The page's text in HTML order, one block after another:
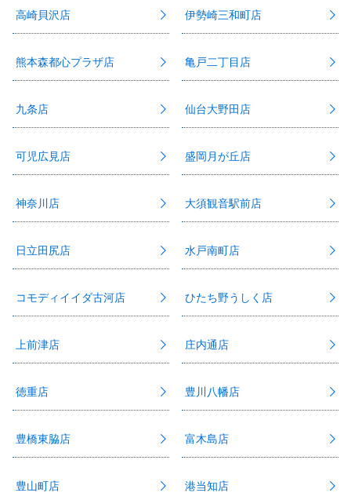
高崎貝沢店 伊勢崎三和町店
熊本森都心プラザ店 亀戸二丁目店
九条店 仙台大野田店
可児広見店 盛岡月が丘店
神奈川店 大須観音駅前店
日立田尻店 水戸南町店
コモディイイダ古河店 ひたち野うしく店
上前津店 庄内通店
徳重店 豊川八幡店
豊橋東脇店 富木島店
豊山町店 港当知店